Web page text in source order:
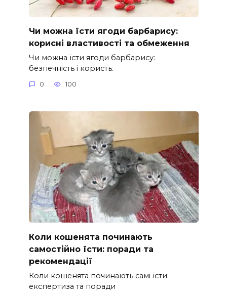
Чи можна їсти ягоди барбарису:
корисні властивості та обмеження
Чи можна їсти ягоди барбарису:
безпечність і користь.
0 100
Коли кошенята починають
самостійно їсти: поради та
рекомендації
Коли кошенята починають самі їсти:
експертиза та поради